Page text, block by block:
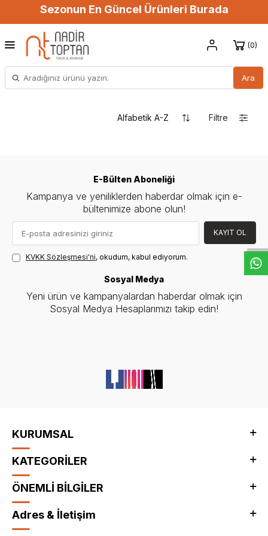
W
h
t
s
a
p
p
D
e
s
e
H
a
t
t
Sezonun En Güncel Ürünleri Burada
Ara
0
Filtre
E-Bülten Aboneliği
Kampanya ve yeniliklerden haberdar olmak için e-
bültenimize abone olun!
KAYIT OL
KVKK Sözleşmesi'ni, okudum, kabul ediyorum.
Sosyal Medya
Yeni ürün ve kampanyalardan haberdar olmak için
Sosyal Medya Hesaplarımızı takip edin!
KURUMSAL
KATEGORİLER
ÖNEMLİ BİLGİLER
Adres & İletişim